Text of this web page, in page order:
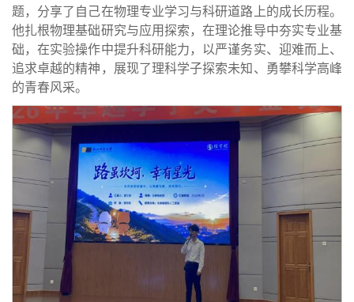
题，分享了自己在物理专业学习与科研道路上的成长历程。
他扎根物理基础研究与应用探索，在理论推导中夯实专业基
础，在实验操作中提升科研能力，以严谨务实、迎难而上、
追求卓越的精神，展现了理科学子探索未知、勇攀科学高峰
的青春风采。